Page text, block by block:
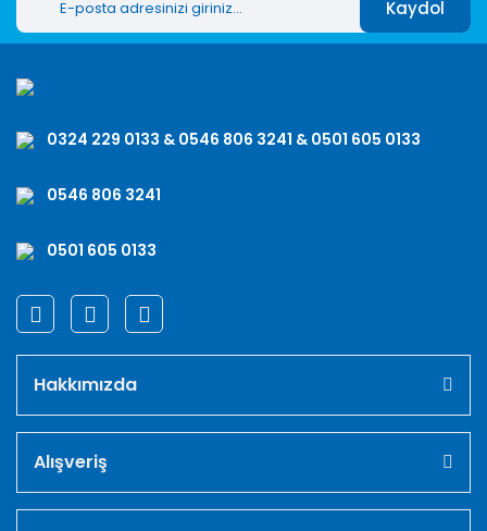
Kaydol
0324 229 0133 & 0546 806 3241 & 0501 605 0133
0546 806 3241
0501 605 0133
Hakkımızda
Alışveriş